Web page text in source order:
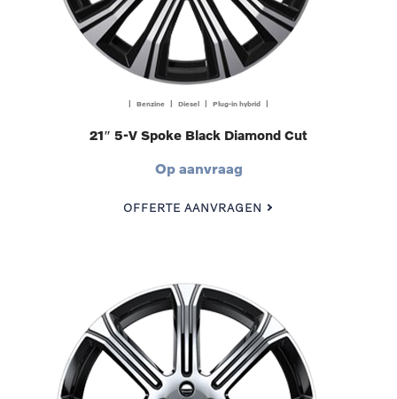
| Benzine | Diesel | Plug-in hybrid |
21″ 5-V Spoke Black Diamond Cut
Op aanvraag
OFFERTE AANVRAGEN